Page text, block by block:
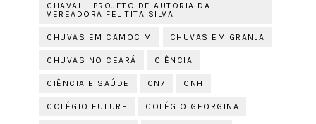
CHAVAL - PROJETO DE AUTORIA DA
VEREADORA FELITITA SILVA
CHUVAS EM CAMOCIM CHUVAS EM GRANJA
CHUVAS NO CEARÁ CIÊNCIA
CIÊNCIA E SAÚDE CN7 CNH
COLÉGIO FUTURE COLÉGIO GEORGINA